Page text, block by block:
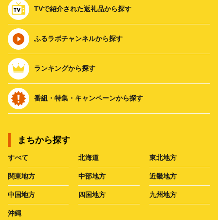
TVで紹介された返礼品から探す
ふるラボチャンネルから探す
ランキングから探す
番組・特集・キャンペーンから探す
まちから探す
すべて 北海道 東北地方
関東地方 中部地方 近畿地方
中国地方 四国地方 九州地方
沖縄